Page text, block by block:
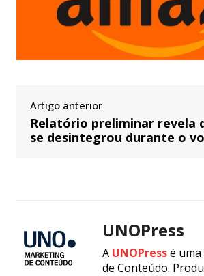
Artigo anterior
Relatório preliminar revela
se desintegrou durante o
UNOPress
A UNOPressé
de Conteúdo.